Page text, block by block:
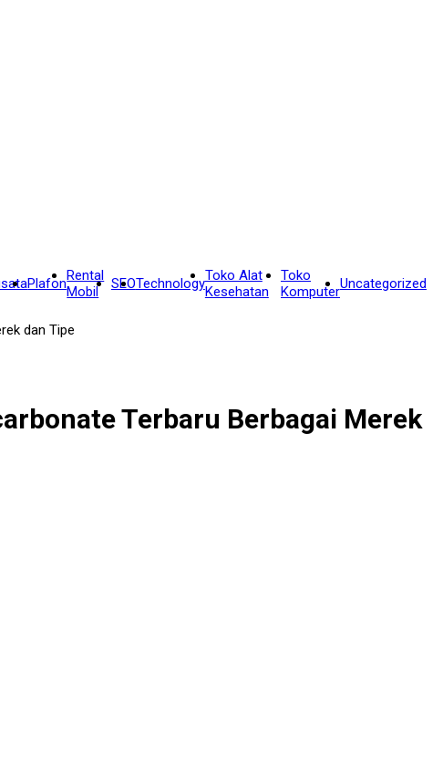
PlafonRental
Mobil
SEOTechnologyToko Alat
Kesehatan
Toko
KomputerUncategorized
dan Tipe
Terbaru Berbagai Merek